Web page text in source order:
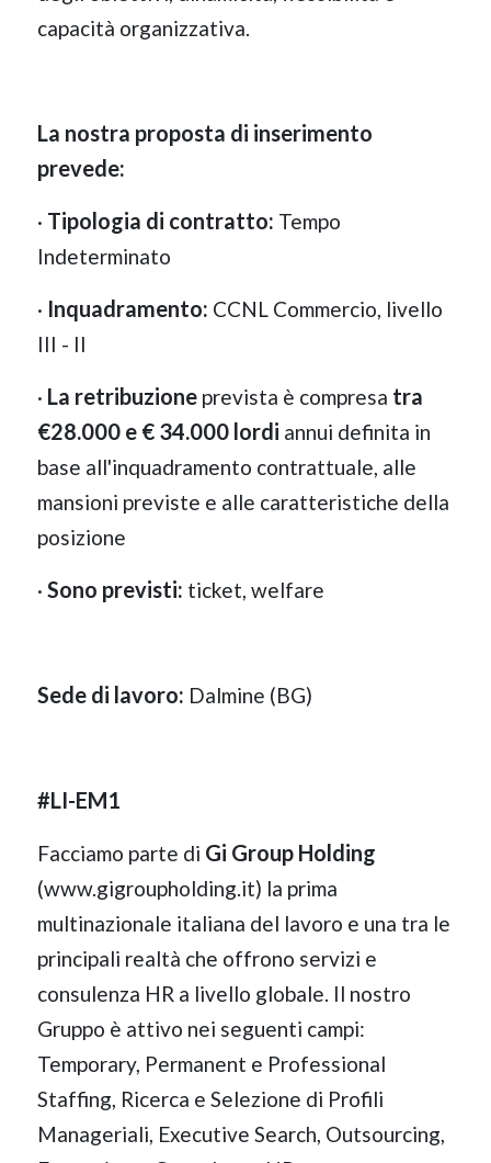
capacità organizzativa.
La nostra proposta di inserimento
prevede:
· Tipologia di contratto: Tempo
Indeterminato
· Inquadramento: CCNL Commercio, livello
III - II
· La retribuzione prevista è compresa tra
€28.000 e € 34.000 lordi annui definita in
base all'inquadramento contrattuale, alle
mansioni previste e alle caratteristiche della
posizione
· Sono previsti: ticket, welfare
Sede di lavoro: Dalmine (BG)
#LI-EM1
Facciamo parte di Gi Group Holding
(www.gigroupholding.it) la prima
multinazionale italiana del lavoro e una tra le
principali realtà che offrono servizi e
consulenza HR a livello globale. Il nostro
Gruppo è attivo nei seguenti campi:
Temporary, Permanent e Professional
Staffing, Ricerca e Selezione di Profili
Manageriali, Executive Search, Outsourcing,